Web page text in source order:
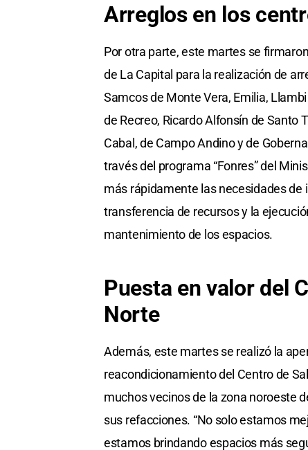
Arreglos en los
Por otra parte, este martes se
de La Capital para la realización de
Samcos de Monte Vera, Emilia,
de Recreo, Ricardo Alfonsín de Santo
Cabal, de Campo Andino y de
través del programa “Fonres” del
más rápidamente las necesidades
transferencia de recursos y la
mantenimiento de los espacios.
Puesta en valor del
Norte
Además, este martes se realizó la
reacondicionamiento del Centro de
muchos vecinos de la zona noroeste
sus refacciones. “No solo estamos
estamos brindando espacios más